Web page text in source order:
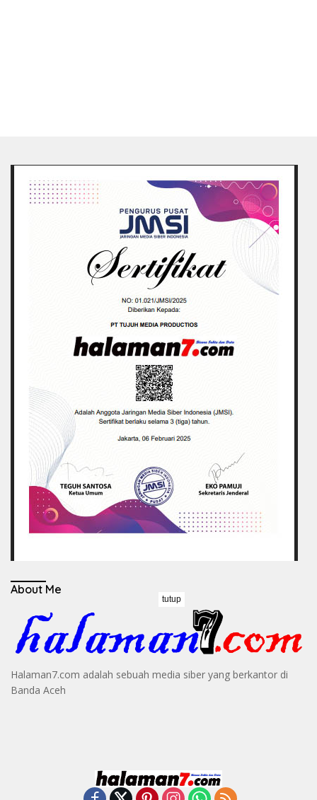
About Me
Halaman7.com adalah sebuah media siber yang berkantor di
Banda Aceh
tutup